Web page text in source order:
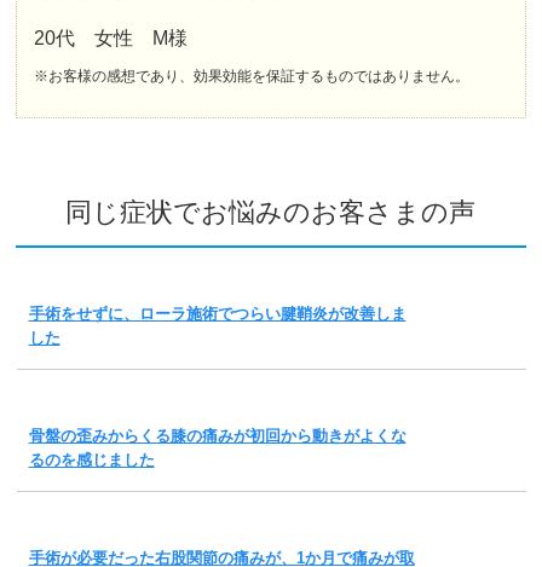
20代 女性 M様
※お客様の感想であり、効果効能を保証するものではありません。
同じ症状でお悩みのお客さまの声
手術をせずに、ローラ施術でつらい腱鞘炎が改善しま
した
骨盤の歪みからくる膝の痛みが初回から動きがよくな
るのを感じました
手術が必要だった右股関節の痛みが、1か月で痛みが取